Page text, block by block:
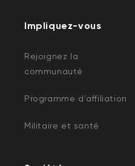
Impliquez-vous
Rejoignez la
communauté
Programme d'affiliation
Militaire et santé